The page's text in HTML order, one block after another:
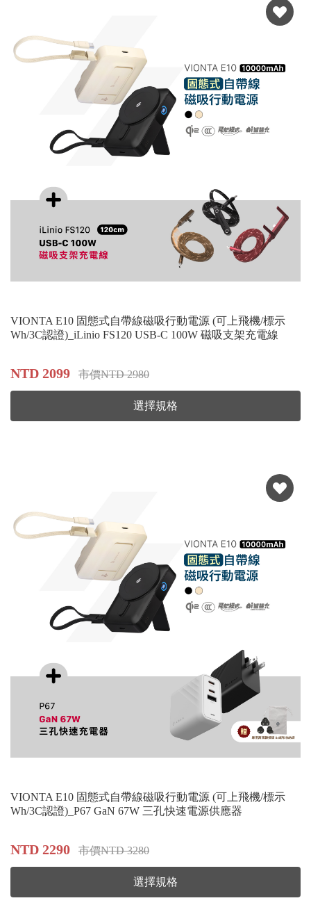
VIONTA E10 固態式自帶線磁吸行動電源 (可上飛機/標示
Wh/3C認證)_iLinio FS120 USB-C 100W 磁吸支架充電線
NTD 2099 市價NTD 2980
選擇規格
VIONTA E10 固態式自帶線磁吸行動電源 (可上飛機/標示
Wh/3C認證)_P67 GaN 67W 三孔快速電源供應器
NTD 2290 市價NTD 3280
選擇規格